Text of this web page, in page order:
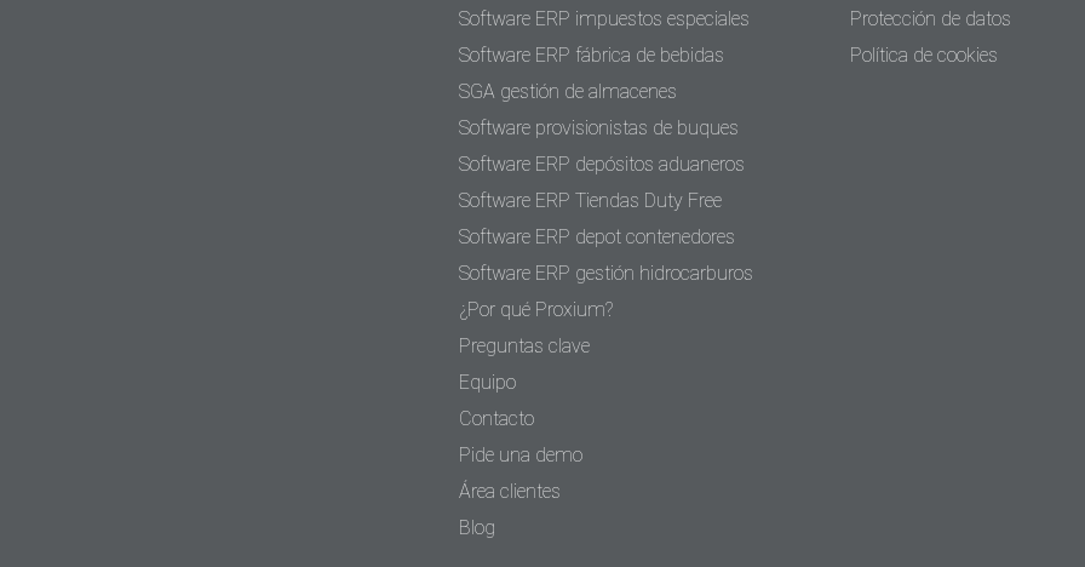
Software ERP impuestos especiales
Software ERP fábrica de bebidas
SGA gestión de almacenes
Software provisionistas de buques
Software ERP depósitos aduaneros
Software ERP Tiendas Duty Free
Software ERP depot contenedores
Software ERP gestión hidrocarburos
¿Por qué Proxium?
Preguntas clave
Equipo
Contacto
Pide una demo
Área clientes
Blog
Protección de datos
Política de cookies